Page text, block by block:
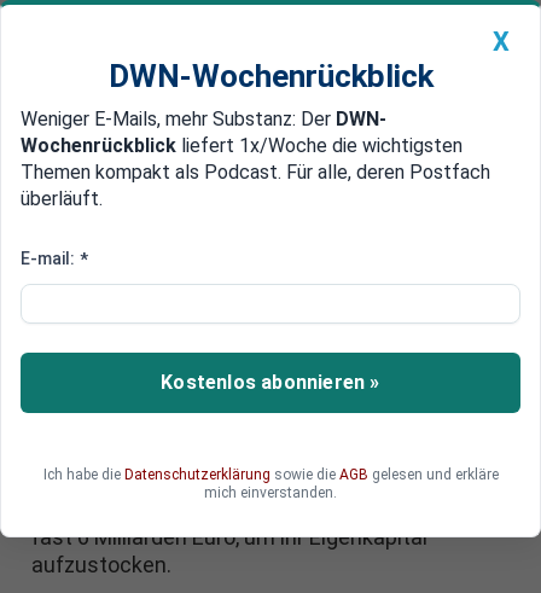
Newsticker MEIN DWN: Geldanlage Premium
Edelmetalle DWN-Magazin China
Zentralbank kann Instituten nicht helfen
Dänemark erwartet nationale
Bankenkrise
Alte Kredite, die dänische Banken noch vor der
Die Zentralbank kann nicht helfen und darüber
fast 6 Milliarden Euro, um ihr Eigenkapital
aufzustocken.
X
DWN-Wochenrückblick
Weniger E-Mails, mehr Substanz: Der DWN-
Wochenrückblick liefert 1x/Woche die wichtigsten
Themen kompakt als Podcast. Für alle, deren Postfach
überläuft.
E-mail: *
Kostenlos abonnieren »
Ich habe die Datenschutzerklärung sowie die AGB gelesen und erkläre
mich einverstanden.